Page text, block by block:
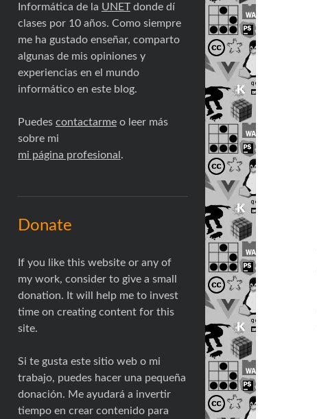
Informática de la UNETdonde dí
clases por 10 años. Como siempre
me ha gustado enseñar, comparto
algunas de mis opiniones y
experiencias en el mundo
informático en este blog.
Puedes contactarmeo leer más
sobre mi
mi página profesional .
Donate
If you like this website or any of
my work, consider to give a small
donation. It will help me to invest
time on creating content for this
site.
Si te gusta este sitio web o mi
trabajo, puedes hacer una pequeña
donación. Me ayudará a invertir
tiempo en crear contenido para